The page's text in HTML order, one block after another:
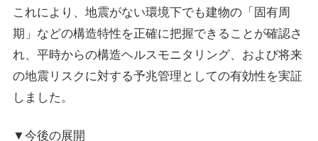
これにより、地震がない環境下でも建物の「固有周
期」などの構造特性を正確に把握できることが確認さ
れ、平時からの構造ヘルスモニタリング、および将来
の地震リスクに対する予兆管理としての有効性を実証
しました。
▼今後の展開